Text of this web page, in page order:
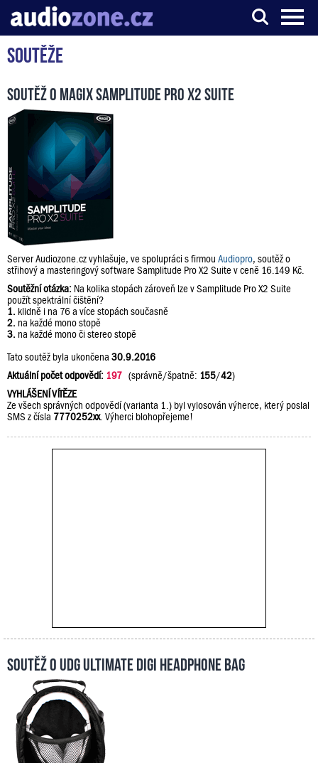
Server o digitálním zpracování zvuku
Soutěže
Soutěž o Magix Samplitude Pro X2 Suite
Server Audiozone.cz vyhlašuje, ve spolupráci s firmou Audiopro, soutěž o
střihový a masteringový software Samplitude Pro X2 Suite v ceně 16.149 Kč.
Soutěžní otázka: Na kolika stopách zároveň lze v Samplitude Pro X2 Suite
použít spektrální čištění?
1. klidně i na 76 a více stopách současně
2. na každé mono stopě
3. na každé mono či stereo stopě
Tato soutěž byla ukončena 30.9.2016
Aktuální počet odpovědí: 197 (správně/špatně: 155/42)
VYHLÁŠENÍ VÍTĚZE
Ze všech správných odpovědí (varianta 1.) byl vylosován výherce, který poslal
SMS z čísla 7770252xx. Výherci blohopřejeme!
Soutěž o UDG Ultimate DIGI Headphone Bag